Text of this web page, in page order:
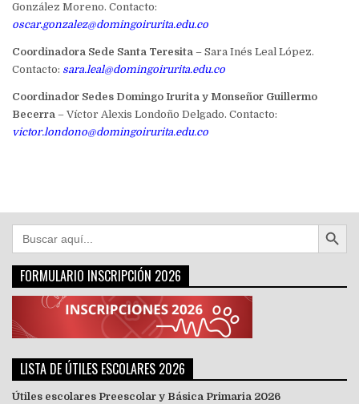
González Moreno. Contacto:
oscar.gonzalez@domingoirurita.edu.co
Coordinadora Sede Santa Teresita – Sara Inés Leal López.
Contacto: sara.leal@domingoirurita.edu.co
Coordinador Sedes Domingo Irurita y Monseñor Guillermo
Becerra – Víctor Alexis Londoño Delgado. Contacto:
victor.londono@domingoirurita.edu.co
Buscar: Botón de
FORMULARIO INSCRIPCIÓN 2026
LISTA DE ÚTILES ESCOLARES 2026
Útiles escolares Preescolar y Básica Primaria 2026